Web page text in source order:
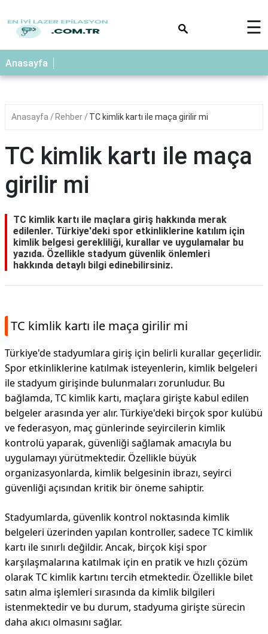
☰
Anasayfa
Anasayfa Rehber TC kimlik kartı ile maça girilir mi
TC kimlik kartı ile maça
girilir mi
TC kimlik kartı ile maçlara giriş hakkında merak
edilenler. Türkiye'deki spor etkinliklerine katılım için
kimlik belgesi gerekliliği, kurallar ve uygulamalar bu
yazıda. Özellikle stadyum güvenlik önlemleri
hakkında detaylı bilgi edinebilirsiniz.
TC kimlik kartı ile maça girilir mi
Türkiye'de stadyumlara giriş için belirli kurallar geçerlidir.
Spor etkinliklerine katılmak isteyenlerin, kimlik belgeleri
ile stadyum girişinde bulunmaları zorunludur. Bu
bağlamda, TC kimlik kartı, maçlara girişte kabul edilen
belgeler arasında yer alır. Türkiye'deki birçok spor kulübü
ve federasyon, maç günlerinde seyircilerin kimlik
kontrolü yaparak, güvenliği sağlamak amacıyla bu
uygulamayı yürütmektedir. Özellikle büyük
organizasyonlarda, kimlik belgesinin ibrazı, seyirci
güvenliği açısından kritik bir öneme sahiptir.
Stadyumlarda, güvenlik kontrol noktasında kimlik
belgeleri üzerinden yapılan kontroller, sadece TC kimlik
kartı ile sınırlı değildir. Ancak, birçok kişi spor
karşılaşmalarına katılmak için en pratik ve hızlı çözüm
olarak TC kimlik kartını tercih etmektedir. Özellikle bilet
satın alma işlemleri sırasında da kimlik bilgileri
istenmektedir ve bu durum, stadyuma girişte sürecin
daha akıcı olmasını sağlar.